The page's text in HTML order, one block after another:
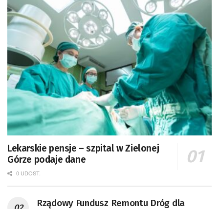
Lekarskie pensje – szpital w Zielonej
Górze podaje dane
0 UDOST.
Rządowy Fundusz Remontu Dróg dla